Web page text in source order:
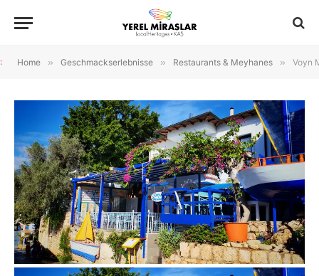
Home » Geschmackserlebnisse » Restaurants & Meyhanes » Voyn